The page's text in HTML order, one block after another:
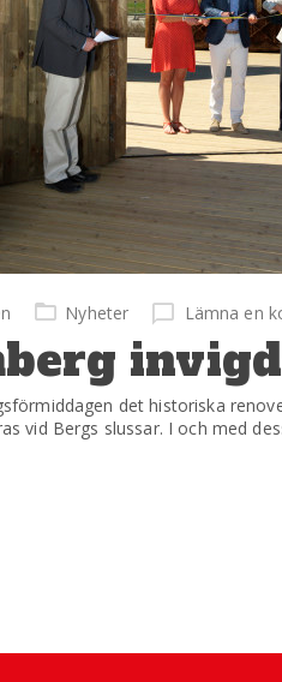
Nyheter Lämna en
det historiska
vid Bergs slussar. I och med